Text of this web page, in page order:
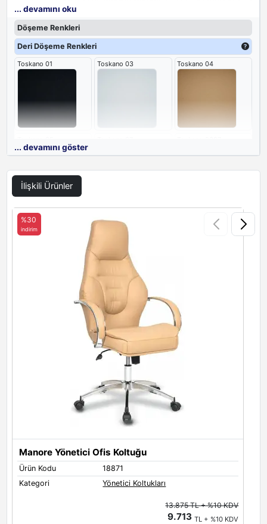
konforu elden bırakmayan ergonomik yapısıyla dikkat çeker.
... devamını oku
Döşeme Renkleri
Deri Döşeme Renkleri
Toskano 01 Toskano 03 Toskano 04
Toskano 2309
... devamını göster
İlişkili Ürünler
Manore Yönetici Ofis Koltuğu
Ürün Kodu
18871
Kategori
Yönetici Koltukları
%30
indirim
13.875 TL + %10 KDV
9.713TL + %10 KDV